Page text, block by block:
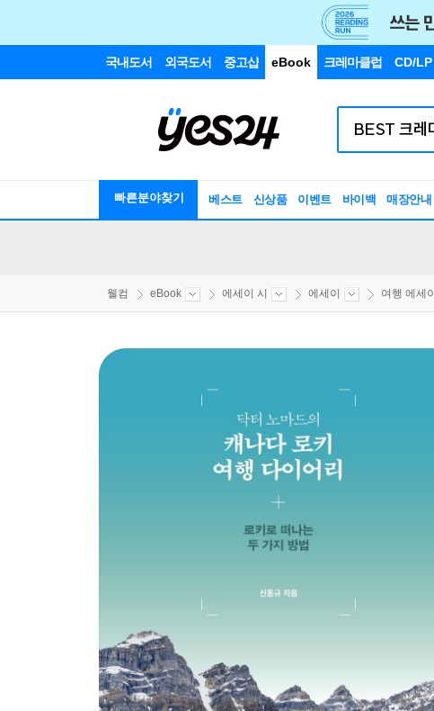
국내도서 외국도서 중고샵 eBook 크레마클럽 CD/LP
빠른분야찾기 베스트 신상품 이벤트 바이백 매장안내
웰컴 eBook 에세이 시 에세이 여행 에세이